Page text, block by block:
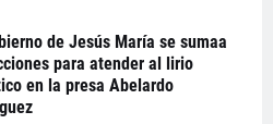
de Jesús María se sumaa
para atender al lirio
en la presa Abelardo